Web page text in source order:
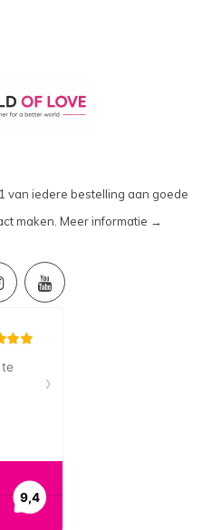
van iedere bestelling aan goede
maken. Meer informatie →